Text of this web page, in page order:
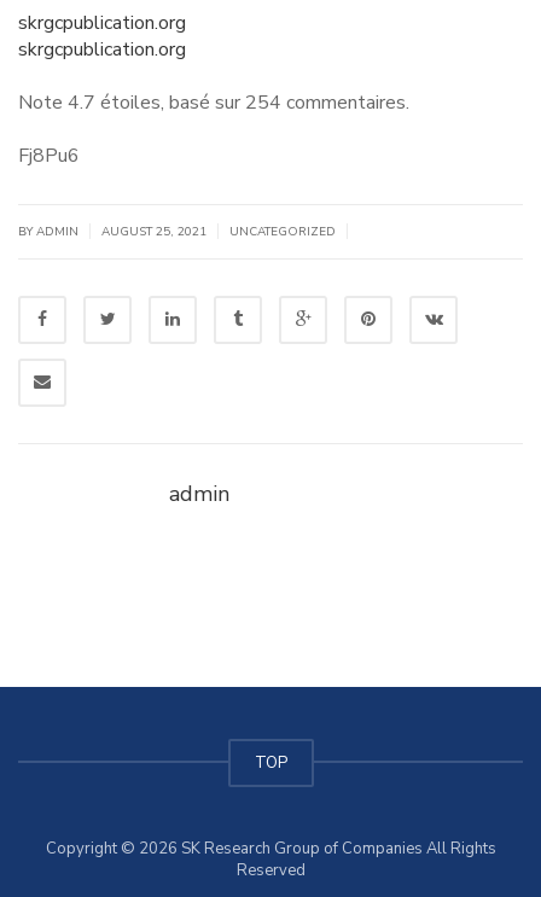
skrgcpublication.org
skrgcpublication.org
Note 4.7 étoiles, basé sur 254 commentaires.
Fj8Pu6
BYADMIN AUGUST 25, 2021 UNCATEGORIZED
admin
TOP
Copyright © 2026 SK Research Group of Companies All Rights
Reserved